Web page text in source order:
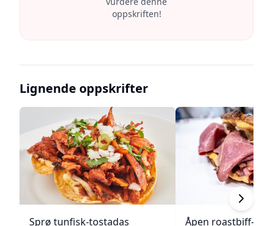
oppskriften!
Lignende oppskrifter
Sprø tunfisk-tostadas
Åpen roastbiff-